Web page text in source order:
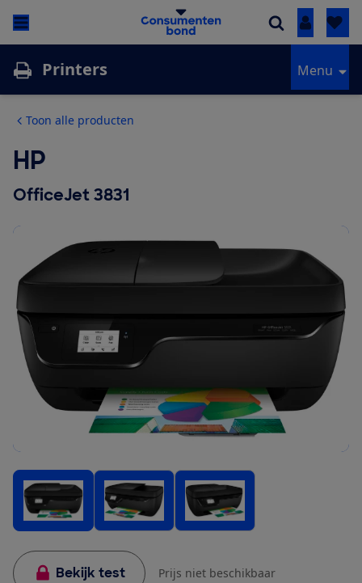
Inloggen
Printers Menu
Toon alle producten
HP
OfficeJet 3831
Bekijk test Prijs niet beschikbaar